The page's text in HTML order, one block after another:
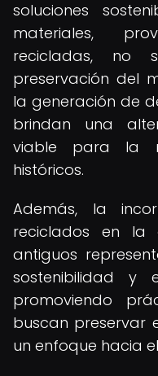
soluciones
materiales,
recicladas, no
preservación del
la generación de
brindan una
viable para la
históricos.
Además, la
reciclados en la
antiguos
sostenibilidad y
promoviendo
buscan preservar
un enfoque hacia